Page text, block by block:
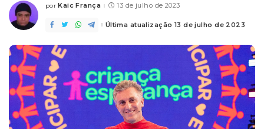
Posted
por Kaic França 13 de julho de 2023
Última atualização 13 de julho de 2023